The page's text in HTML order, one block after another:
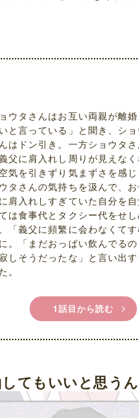
ウタさんはお互い両親が離
と言っている」と聞き、シ
はドン引き。一方ショウタ
父に肩入れし周りが見えな
気を引きずり気まずさを感
タさんの気持ちを汲んで、
肩入れしすぎていた自分を
は食事代とタクシー代をせ
義父に頻繁に会わなくて
。「まだおっぱい飲んでる
しそうだったな」と言い出
。
1話目から読む
てもいいと思う